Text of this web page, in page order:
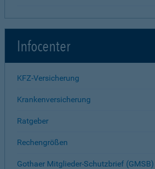
Infocenter
KFZ-Versicherung
Krankenversicherung
Ratgeber
Rechengrößen
Gothaer Mitglieder-Schutzbrief (GMSB)